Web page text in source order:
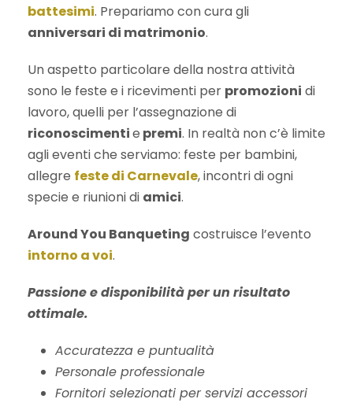
battesimi. Prepariamo con cura gli
anniversari di matrimonio.
Un aspetto particolare della nostra attività
sono le feste e i ricevimenti per promozioni di
lavoro, quelli per l’assegnazione di
riconoscimentie premi. In realtà non c’è limite
agli eventi che serviamo: feste per bambini,
allegre feste di Carnevale, incontri di ogni
specie e riunioni di amici.
Around You Banqueting costruisce l’evento
intorno a voi.
Passione e disponibilità per un risultato
ottimale.
Accuratezza e puntualità
Personale professionale
Fornitori selezionati per servizi accessori